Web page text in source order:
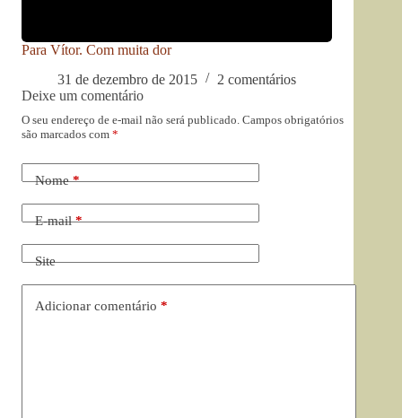
Para Vítor. Com muita dor
31 de dezembro de 2015
2 comentários
Deixe um comentário
O seu endereço de e-mail não será publicado. Campos obrigatórios
são marcados com *
Nome*
E-mail*
Site
Adicionar comentário *